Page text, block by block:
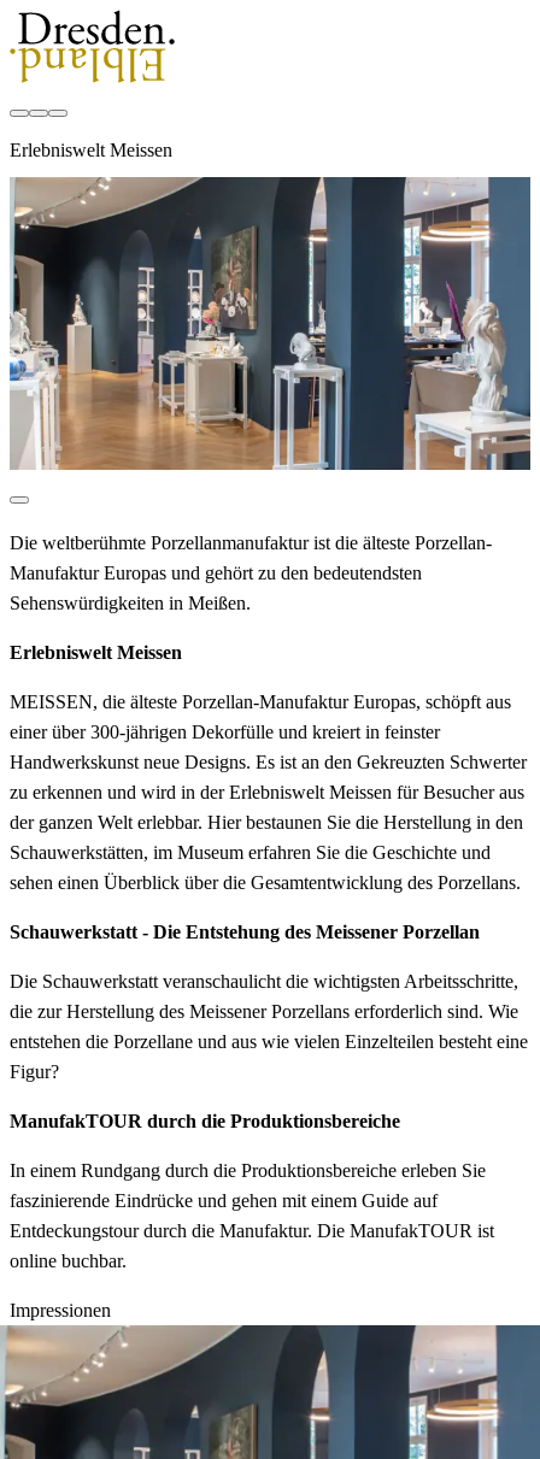
Erlebniswelt Meissen
Die weltberühmte Porzellanmanufaktur ist die älteste Porzellan-
Manufaktur Europas und gehört zu den bedeutendsten
Sehenswürdigkeiten in Meißen.
Erlebniswelt Meissen
MEISSEN, die älteste Porzellan-Manufaktur Europas, schöpft aus
einer über 300-jährigen Dekorfülle und kreiert in feinster
Handwerkskunst neue Designs. Es ist an den Gekreuzten Schwerter
zu erkennen und wird in der Erlebniswelt Meissen für Besucher aus
der ganzen Welt erlebbar. Hier bestaunen Sie die Herstellung in den
Schauwerkstätten, im Museum erfahren Sie die Geschichte und
sehen einen Überblick über die Gesamtentwicklung des Porzellans.
Schauwerkstatt - Die Entstehung des Meissener Porzellan
Die Schauwerkstatt veranschaulicht die wichtigsten Arbeitsschritte,
die zur Herstellung des Meissener Porzellans erforderlich sind. Wie
entstehen die Porzellane und aus wie vielen Einzelteilen besteht eine
Figur?
ManufakTOUR durch die Produktionsbereiche
In einem Rundgang durch die Produktionsbereiche erleben Sie
faszinierende Eindrücke und gehen mit einem Guide auf
Entdeckungstour durch die Manufaktur. Die ManufakTOUR ist
online buchbar.
Impressionen